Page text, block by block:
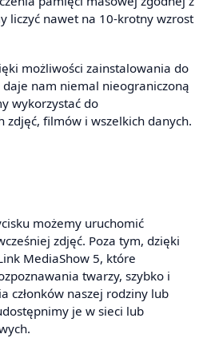
liczyć nawet na 10-krotny wzrost
możliwości zainstalowania do
nam niemal nieograniczoną
wykorzystać do
zdjęć, filmów i wszelkich danych.
możemy uruchomić
zdjęć. Poza tym, dzięki
MediaShow 5, które
twarzy, szybko i
członków naszej rodziny lub
je w sieci lub